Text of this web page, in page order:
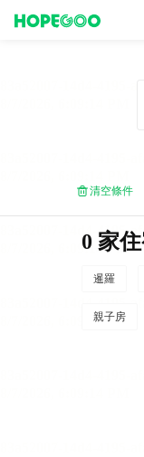
清空條件
0 家
暹羅
親子房